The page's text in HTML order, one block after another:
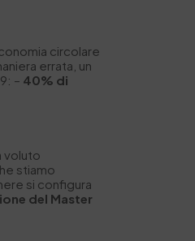
circolare
errata, un
– 40% di
voluto
stiamo
si configura
del Master